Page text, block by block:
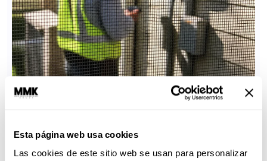
Esta página web usa cookies
Las cookies de este sitio web se usan para personalizar